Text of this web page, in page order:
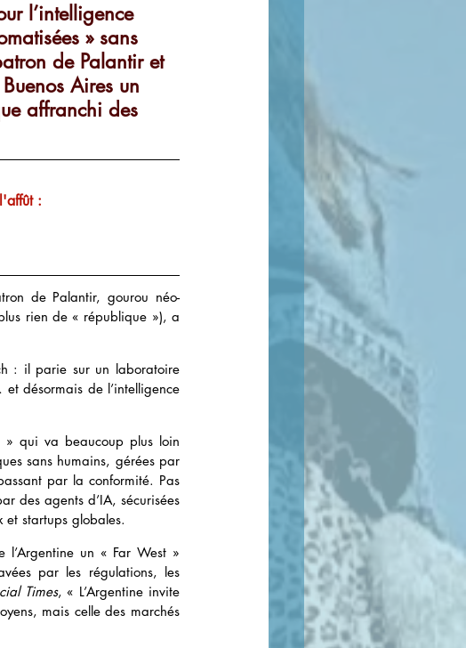
l’intelligence
» sans
de Palantir et
Aires un
affranchi des
:
de Palantir, gourou néo-
rien de « république »), a
: il parie sur un laboratoire
désormais de l’intelligence
» qui va beaucoup plus loin
sans humains, gérées par
par la conformité. Pas
des agents d’IA, sécurisées
startups globales.
l’Argentine un « Far West »
par les régulations, les
Times, « L’Argentine invite
mais celle des marchés